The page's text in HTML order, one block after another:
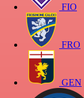
FIO
FRO
GEN